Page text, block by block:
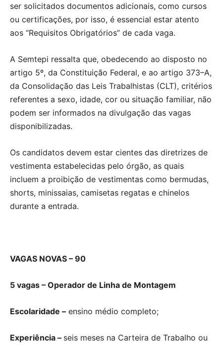
ser solicitados documentos adicionais, como cursos
ou certificações, por isso, é essencial estar atento
aos “Requisitos Obrigatórios” de cada vaga.
A Semtepi ressalta que, obedecendo ao disposto no
artigo 5º, da Constituição Federal, e ao artigo 373–A,
da Consolidação das Leis Trabalhistas (CLT), critérios
referentes a sexo, idade, cor ou situação familiar, não
podem ser informados na divulgação das vagas
disponibilizadas.
Os candidatos devem estar cientes das diretrizes de
vestimenta estabelecidas pelo órgão, as quais
incluem a proibição de vestimentas como bermudas,
shorts, minissaias, camisetas regatas e chinelos
durante a entrada.
VAGAS NOVAS – 90
5 vagas – Operador de Linha de Montagem
Escolaridade – ensino médio completo;
Experiência – seis meses na Carteira de Trabalho ou